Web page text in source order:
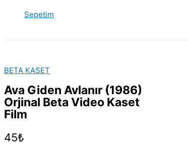
Sepetim
BETA KASET
Ava Giden Avlanır (1986)
Orjinal Beta Video Kaset
Film
45₺